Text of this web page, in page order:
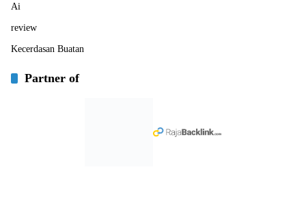
Ai
review
Kecerdasan Buatan
Partner of